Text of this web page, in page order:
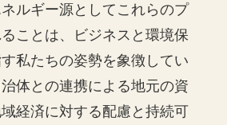
ルギー源としてこれらのプ
ことは、ビジネスと環境保
私たちの姿勢を象徴してい
体との連携による地元の資
経済に対する配慮と持続可